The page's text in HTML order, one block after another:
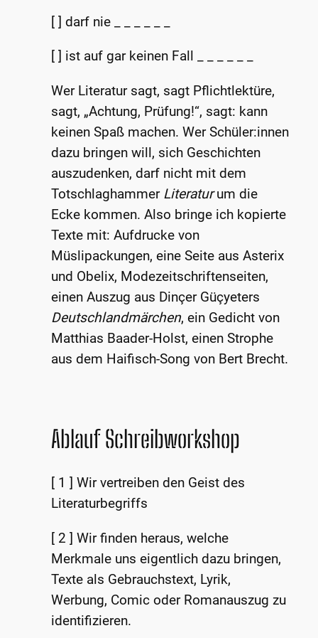
[ ] darf nie _ _ _ _ _ _
[ ] ist auf gar keinen Fall _ _ _ _ _ _
Wer Literatur sagt, sagt Pflichtlektüre,
sagt, „Achtung, Prüfung!“, sagt: kann
keinen Spaß machen. Wer Schüler:innen
dazu bringen will, sich Geschichten
auszudenken, darf nicht mit dem
Totschlaghammer Literaturum die
Ecke kommen. Also bringe ich kopierte
Texte mit: Aufdrucke von
Müslipackungen, eine Seite aus Asterix
und Obelix, Modezeitschriftenseiten,
einen Auszug aus Dinçer Güçyeters
Deutschlandmärchen, ein Gedicht von
Matthias Baader-Holst, einen Strophe
aus dem Haifisch-Song von Bert Brecht.
Ablauf Schreibworkshop
[ 1 ] Wir vertreiben den Geist des
Literaturbegriffs
[ 2 ] Wir finden heraus, welche
Merkmale uns eigentlich dazu bringen,
Texte als Gebrauchstext, Lyrik,
Werbung, Comic oder Romanauszug zu
identifizieren.